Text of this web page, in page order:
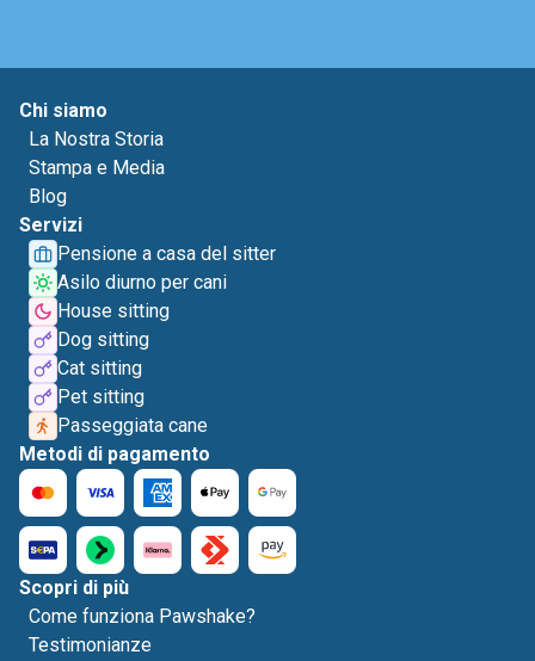
Chi siamo
La Nostra Storia
Stampa e Media
Blog
Servizi
Pensione a casa del sitter
Asilo diurno per cani
House sitting
Dog sitting
Cat sitting
Pet sitting
Passeggiata cane
Metodi di pagamento
Scopri di più
Come funziona Pawshake?
Testimonianze